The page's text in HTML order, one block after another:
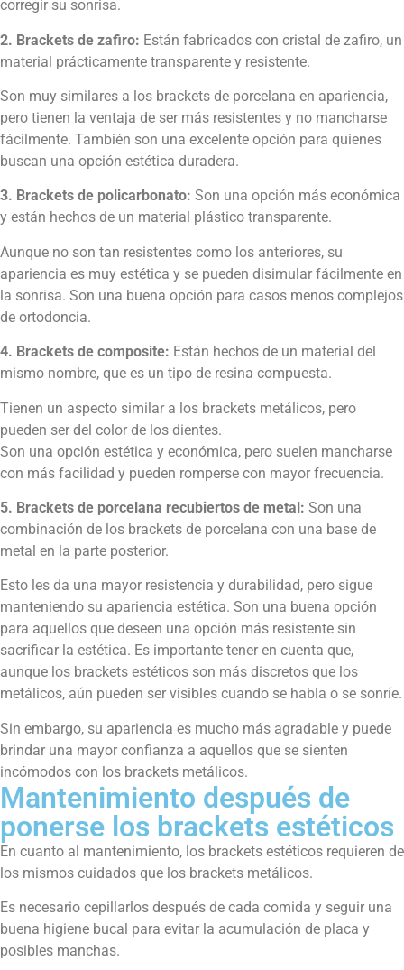
corregir su sonrisa.
2. Brackets de zafiro: Están fabricados con cristal de zafiro, un
material prácticamente transparente y resistente.
Son muy similares a los brackets de porcelana en apariencia,
pero tienen la ventaja de ser más resistentes y no mancharse
fácilmente. También son una excelente opción para quienes
buscan una opción estética duradera.
3. Brackets de policarbonato: Son una opción más económica
y están hechos de un material plástico transparente.
Aunque no son tan resistentes como los anteriores, su
apariencia es muy estética y se pueden disimular fácilmente en
la sonrisa. Son una buena opción para casos menos complejos
de ortodoncia.
4. Brackets de composite: Están hechos de un material del
mismo nombre, que es un tipo de resina compuesta.
Tienen un aspecto similar a los brackets metálicos, pero
pueden ser del color de los dientes.
Son una opción estética y económica, pero suelen mancharse
con más facilidad y pueden romperse con mayor frecuencia.
5. Brackets de porcelana recubiertos de metal: Son una
combinación de los brackets de porcelana con una base de
metal en la parte posterior.
Esto les da una mayor resistencia y durabilidad, pero sigue
manteniendo su apariencia estética. Son una buena opción
para aquellos que deseen una opción más resistente sin
sacrificar la estética. Es importante tener en cuenta que,
aunque los brackets estéticos son más discretos que los
metálicos, aún pueden ser visibles cuando se habla o se sonríe.
Sin embargo, su apariencia es mucho más agradable y puede
brindar una mayor confianza a aquellos que se sienten
incómodos con los brackets metálicos.
Mantenimiento después de
ponerse los brackets estéticos
En cuanto al mantenimiento, los brackets estéticos requieren de
los mismos cuidados que los brackets metálicos.
Es necesario cepillarlos después de cada comida y seguir una
buena higiene bucal para evitar la acumulación de placa y
posibles manchas.